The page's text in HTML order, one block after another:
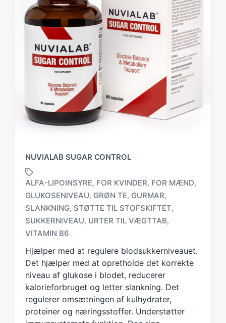
NUVIALAB SUGAR CONTROL
T
a
g
e
d
w
i
h
ALFA-LIPOINSYRE, FOR KVINDER, FOR MÆND,
GLUKOSENIVEAU, GRØN TE, GURMAR,
SLANKNING, STØTTE TIL STOFSKIFTET,
SUKKERNIVEAU, URTER TIL VÆGTTAB,
VITAMIN B6
Hjælper med at regulere blodsukkerniveauet.
Det hjælper med at opretholde det korrekte
niveau af glukose i blodet, reducerer
kalorieforbruget og letter slankning. Det
regulerer omsætningen af kulhydrater,
proteiner og næringsstoffer. Understøtter